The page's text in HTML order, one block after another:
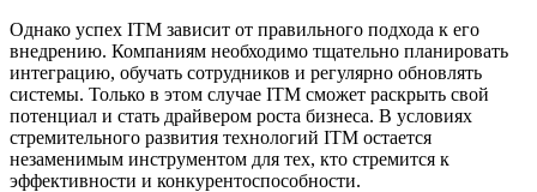
Однако успех ITM зависит от правильного подхода к его
внедрению. Компаниям необходимо тщательно планировать
интеграцию, обучать сотрудников и регулярно обновлять
системы. Только в этом случае ITM сможет раскрыть свой
потенциал и стать драйвером роста бизнеса. В условиях
стремительного развития технологий ITM остается
незаменимым инструментом для тех, кто стремится к
эффективности и конкурентоспособности.